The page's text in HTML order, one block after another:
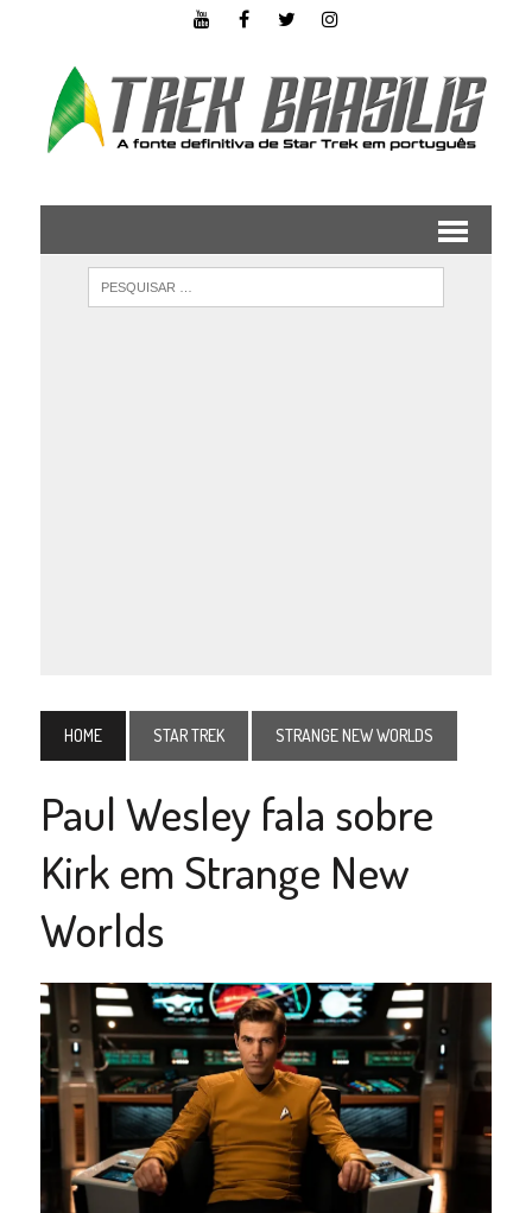
HOME STAR TREK STRANGE NEW WORLDS
Paul Wesley fala sobre
Kirk em Strange New
Worlds